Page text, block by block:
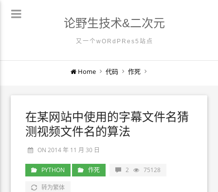
论野生技术&二次元
又一个wORdPRes5站点
Home 代码 作死
在某网站中使用的字幕文件名猜
测视频文件名的算法
ON 2014 年 11 月 30 日
PYTHON 作死 2 75128
转为繁体